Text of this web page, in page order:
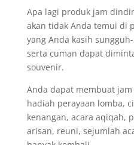
Apa lagi produk jam
akan tidak Anda temui di
yang Anda kasih
serta cuman dapat
souvenir.
Anda dapat membuat
hadiah perayaan lomba,
kenangan, acara aqiqah,
arisan, reuni, sejumlah